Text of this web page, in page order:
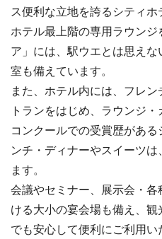
ス便利な立地を誇るシティホ
ホテル最上階の専用ラウン
ア」には、駅ウエとは思え
室も備えています。
また、ホテル内には、フレ
トランをはじめ、ラウンジ
コンクールでの受賞歴があ
ンチ・ディナーやスイーツ
ます。
会議やセミナー、展示会・
ける大小の宴会場も備え、
でも安心して便利にご利用